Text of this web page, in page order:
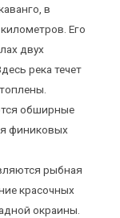
в
Его
двух
река течет
обширные
финиковых
рыбная
красочных
окраины.